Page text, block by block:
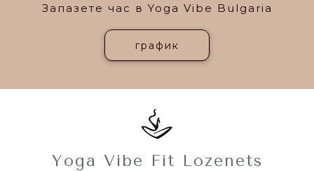
Запазете час в Yoga Vibe Bulgaria
график
Yoga Vibe Fit Lozenets